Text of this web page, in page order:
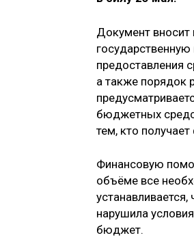
Документ вносит
предоставления
а также порядок
бюджетных
тем, кто
Финансовую
объёме все
нарушила
бюджет.